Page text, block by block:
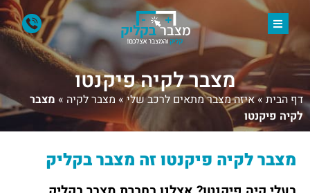
מצבר לקיה פיקנטו
דף הבית»איזה מצבר מתאים לרכב שלי» מצבר לקיה » מצבר
לקיה פיקנטו
מצבר לקיה פיקנטו זה מצברבקליק